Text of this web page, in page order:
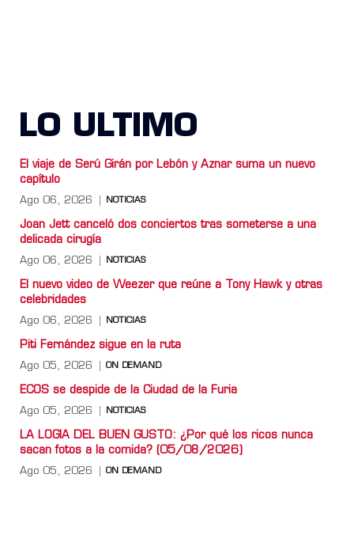
LO ULTIMO
El viaje de Serú Girán por Lebón y Aznar suma un nuevo
capítulo
Ago 06, 2026 NOTICIAS
Joan Jett canceló dos conciertos tras someterse a una
delicada cirugía
Ago 06, 2026 NOTICIAS
El nuevo video de Weezer que reúne a Tony Hawk y otras
celebridades
Ago 06, 2026 NOTICIAS
Piti Fernández sigue en la ruta
Ago 05, 2026 ON DEMAND
ECOS se despide de la Ciudad de la Furia
Ago 05, 2026 NOTICIAS
LA LOGIA DEL BUEN GUSTO: ¿Por qué los ricos nunca
sacan fotos a la comida? (05/08/2026)
Ago 05, 2026 ON DEMAND